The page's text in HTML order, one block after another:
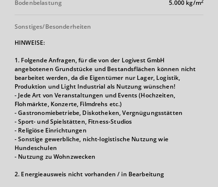
Bodenbelastung 5.000 kg/m
Sonstiges/Besonderheiten
HINWEISE:
1. Folgende Anfragen, für die von der Logivest GmbH
angebotenen Grundstücke und Bestandsflächen können nicht
bearbeitet werden, da die Eigentümer nur Lager, Logistik,
Produktion und Light Industrial als Nutzung wünschen!
- Jede Art von Veranstaltungen und Events (Hochzeiten,
Flohmärkte, Konzerte, Filmdrehs etc.)
- Gastronomiebetriebe, Diskotheken, Vergnügungsstätten
- Sport- und Spielstätten, Fitness-Studios
- Religiöse Einrichtungen
- Sonstige gewerbliche, nicht-logistische Nutzung wie
Hundeschulen
- Nutzung zu Wohnzwecken
2. Energieausweis nicht vorhanden / in Bearbeitung